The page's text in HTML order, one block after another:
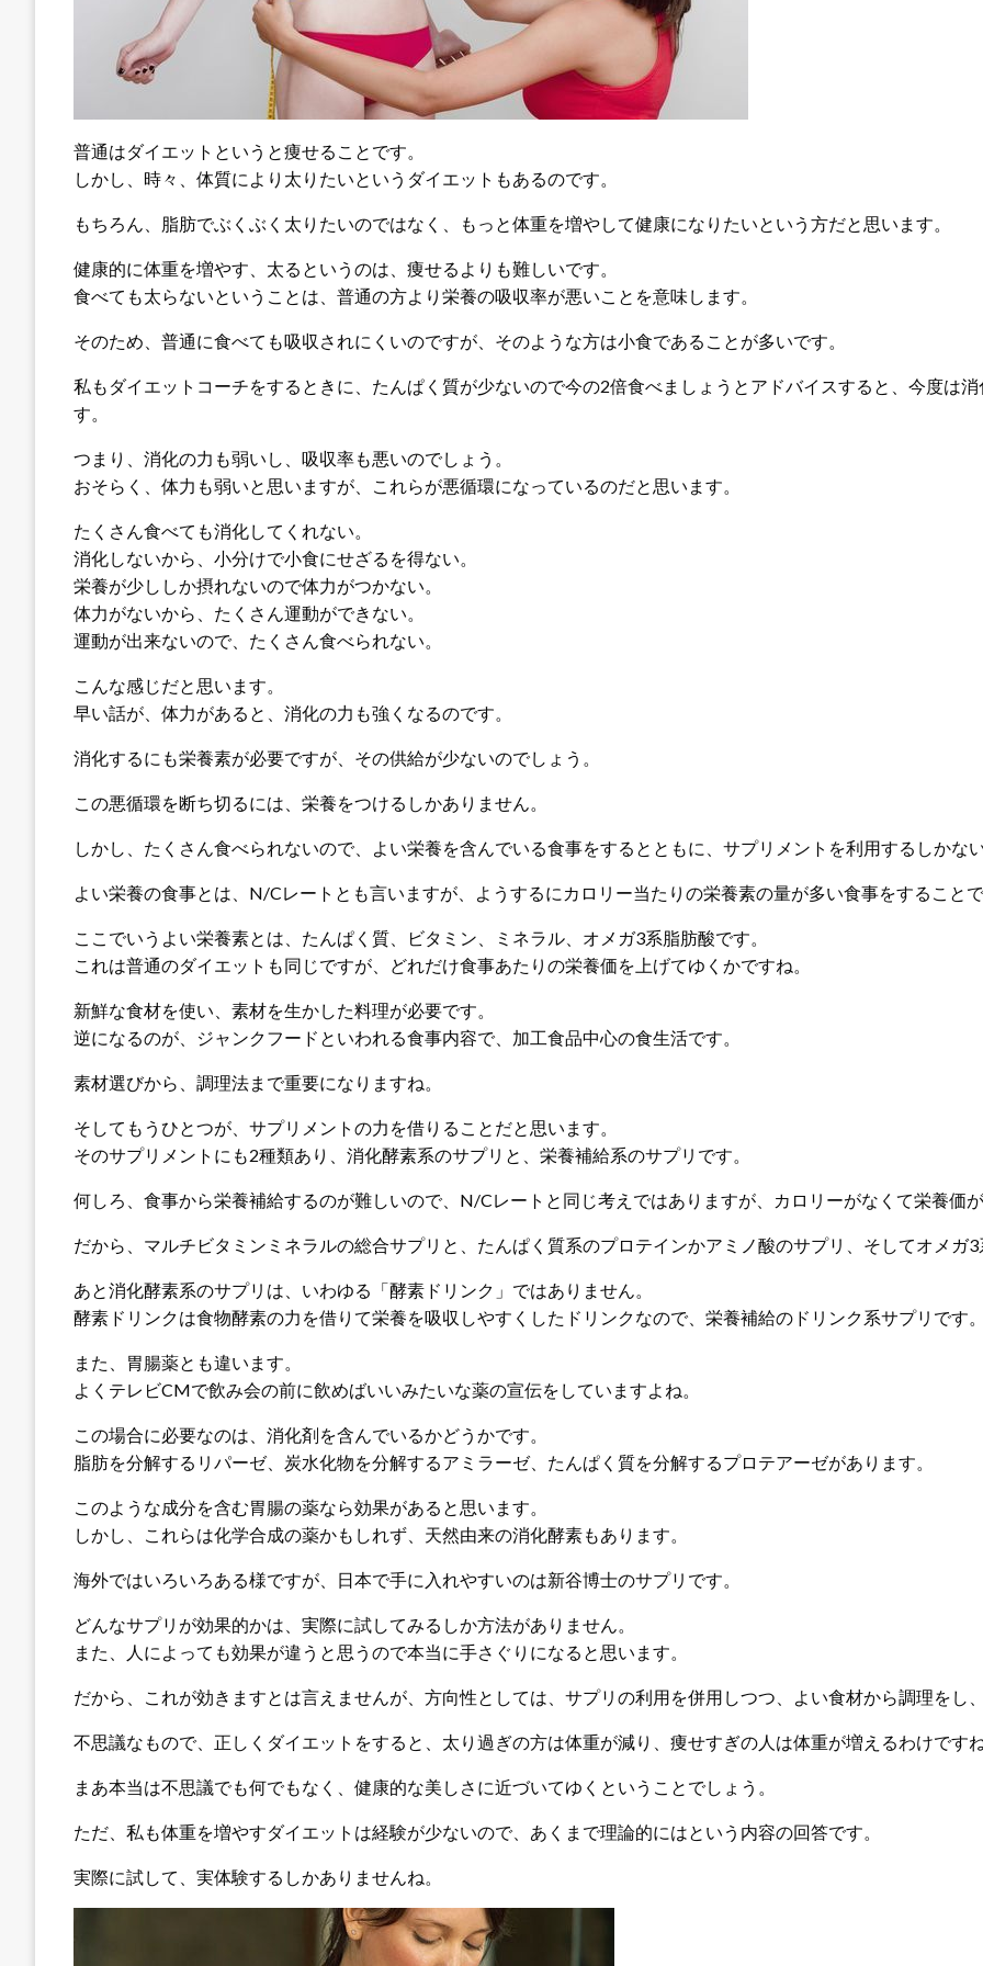
普通はダイエットというと痩せることです。
しかし、時々、体質により太りたいというダイエットもあるのです。
もちろん、脂肪でぶくぶく太りたいのではなく、もっと体重を増やして健康になりたいという方だと思います。
健康的に体重を増やす、太るというのは、痩せるよりも難しいです。
食べても太らないということは、普通の方より栄養の吸収率が悪いことを意味します。
そのため、普通に食べても吸収されにくいのですが、そのような方は小食であることが多いです。
私もダイエットコーチをするときに、たんぱく質が少ないので今の2倍食べましょうとアドバイスすると、今度は
す。
つまり、消化の力も弱いし、吸収率も悪いのでしょう。
おそらく、体力も弱いと思いますが、これらが悪循環になっているのだと思います。
たくさん食べても消化してくれない。
消化しないから、小分けで小食にせざるを得ない。
栄養が少ししか摂れないので体力がつかない。
体力がないから、たくさん運動ができない。
運動が出来ないので、たくさん食べられない。
こんな感じだと思います。
早い話が、体力があると、消化の力も強くなるのです。
消化するにも栄養素が必要ですが、その供給が少ないのでしょう。
この悪循環を断ち切るには、栄養をつけるしかありません。
しかし、たくさん食べられないので、よい栄養を含んでいる食事をするとともに、サプリメントを利用するしかない
よい栄養の食事とは、N/Cレートとも言いますが、ようするにカロリー当たりの栄養素の量が多い食事をすることで
ここでいうよい栄養素とは、たんぱく質、ビタミン、ミネラル、オメガ3系脂肪酸です。
これは普通のダイエットも同じですが、どれだけ食事あたりの栄養価を上げてゆくかですね。
新鮮な食材を使い、素材を生かした料理が必要です。
逆になるのが、ジャンクフードといわれる食事内容で、加工食品中心の食生活です。
素材選びから、調理法まで重要になりますね。
そしてもうひとつが、サプリメントの力を借りることだと思います。
そのサプリメントにも2種類あり、消化酵素系のサプリと、栄養補給系のサプリです。
何しろ、食事から栄養補給するのが難しいので、N/Cレートと同じ考えではありますが、カロリーがなくて栄養価
だから、マルチビタミンミネラルの総合サプリと、たんぱく質系のプロテインかアミノ酸のサプリ、そしてオメガ
あと消化酵素系のサプリは、いわゆる「酵素ドリンク」ではありません。
酵素ドリンクは食物酵素の力を借りて栄養を吸収しやすくしたドリンクなので、栄養補給のドリンク系サプリです。
また、胃腸薬とも違います。
よくテレビCMで飲み会の前に飲めばいいみたいな薬の宣伝をしていますよね。
この場合に必要なのは、消化剤を含んでいるかどうかです。
脂肪を分解するリパーゼ、炭水化物を分解するアミラーゼ、たんぱく質を分解するプロテアーゼがあります。
このような成分を含む胃腸の薬なら効果があると思います。
しかし、これらは化学合成の薬かもしれず、天然由来の消化酵素もあります。
海外ではいろいろある様ですが、日本で手に入れやすいのは新谷博士のサプリです。
どんなサプリが効果的かは、実際に試してみるしか方法がありません。
また、人によっても効果が違うと思うので本当に手さぐりになると思います。
だから、これが効きますとは言えませんが、方向性としては、サプリの利用を併用しつつ、よい食材から調理をし
不思議なもので、正しくダイエットをすると、太り過ぎの方は体重が減り、痩せすぎの人は体重が増えるわけですね
まあ本当は不思議でも何でもなく、健康的な美しさに近づいてゆくということでしょう。
ただ、私も体重を増やすダイエットは経験が少ないので、あくまで理論的にはという内容の回答です。
実際に試して、実体験するしかありませんね。